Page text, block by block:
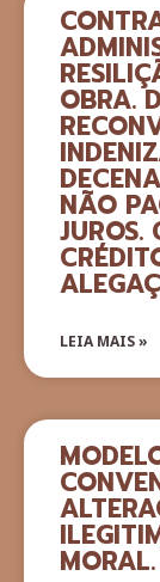
OBRA.
NÃO
JUROS.
LEIA MAIS »